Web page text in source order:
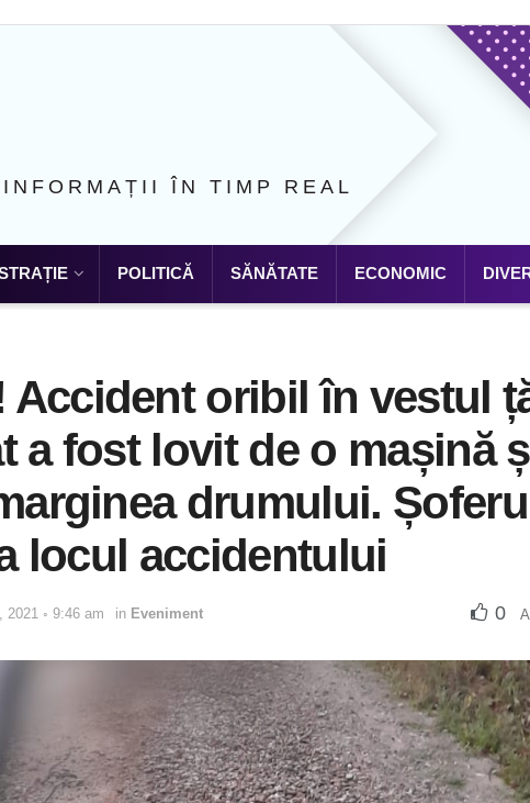
INFORMAȚII ÎN TIMP REAL
POLITICĂ SĂNĂTATE ECONOMIC
Accident oribil în vestul
a fost lovit de o mașină
drumului.
locul accidentului
2021 ◦ 9:46 am in Eveniment 0 A